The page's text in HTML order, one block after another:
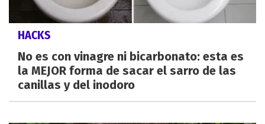
HACKS
No es con vinagre ni bicarbonato: esta es
la MEJOR forma de sacar el sarro de las
canillas y del inodoro